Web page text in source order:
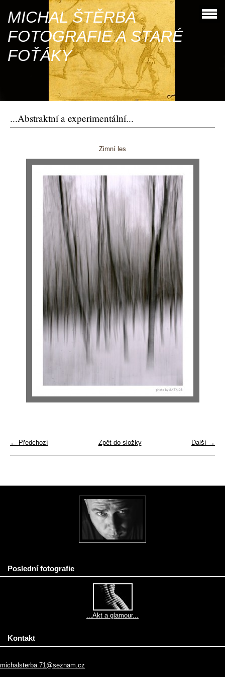
MICHAL ŠTĚRBA
FOTOGRAFIE A STARÉ
FOŤÁKY
...Abstraktní a experimentální...
Zimní les
← Předchozí Další →
Zpět do složky
Poslední fotografie
...Akt a glamour...
Kontakt
michalsterba.71@seznam.cz